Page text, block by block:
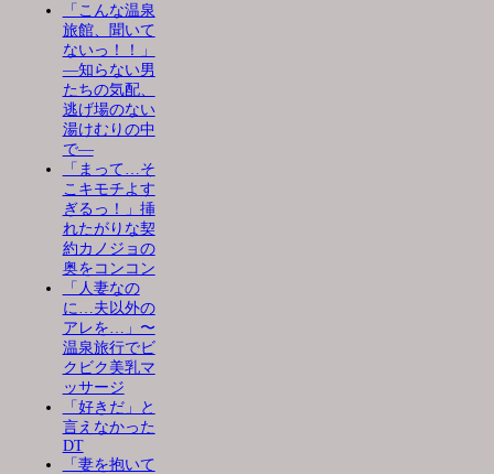
「こんな温泉
旅館、聞いて
ないっ！！」
―知らない男
たちの気配、
逃げ場のない
湯けむりの中
で―
「まって…そ
こキモチよす
ぎるっ！」挿
れたがりな契
約カノジョの
奥をコンコン
「人妻なの
に…夫以外の
アレを…」〜
温泉旅行でビ
クビク美乳マ
ッサージ
「好きだ」と
言えなかった
DT
「妻を抱いて